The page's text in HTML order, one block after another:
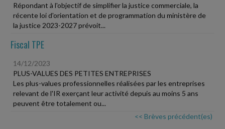
Répondant à l'objectif de simplifier la justice commerciale, la
récente loi d'orientation et de programmation du ministère de
la justice 2023-2027 prévoit...
Fiscal TPE
14/12/2023
PLUS-VALUES DES PETITES ENTREPRISES
Les plus-values professionnelles réalisées par les entreprises
relevant de l'IR exerçant leur activité depuis au moins 5 ans
peuvent être totalement ou...
<< Brèves précédent(es)